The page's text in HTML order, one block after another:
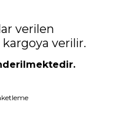
verilen
verilir.